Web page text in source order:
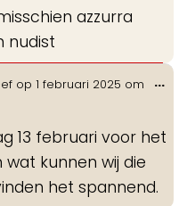
azzurra
nudist
op 1 februari 2025 om
13 februari voor het
wat kunnen wij die
het spannend.
...